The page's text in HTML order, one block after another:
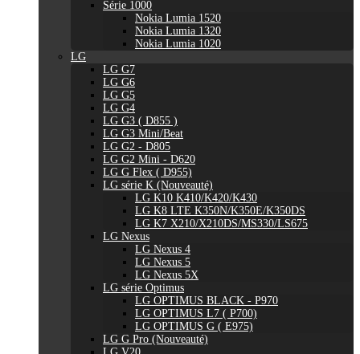
Série 1000
Nokia Lumia 1520
Nokia Lumia 1320
Nokia Lumia 1020
LG
LG G7
LG G6
LG G5
LG G4
LG G3 ( D855 )
LG G3 Mini/Beat
LG G2 - D805
LG G2 Mini - D620
LG G Flex ( D955)
LG série K (Nouveauté)
LG K10 K410/K420/K430
LG K8 LTE K350N/K350E/K350DS
LG K7 X210/X210DS/MS330/LS675
LG Nexus
LG Nexus 4
LG Nexus 5
LG Nexus 5X
LG série Optimus
LG OPTIMUS BLACK - P970
LG OPTIMUS L7 ( P700)
LG OPTIMUS G ( E975)
LG G Pro (Nouveauté)